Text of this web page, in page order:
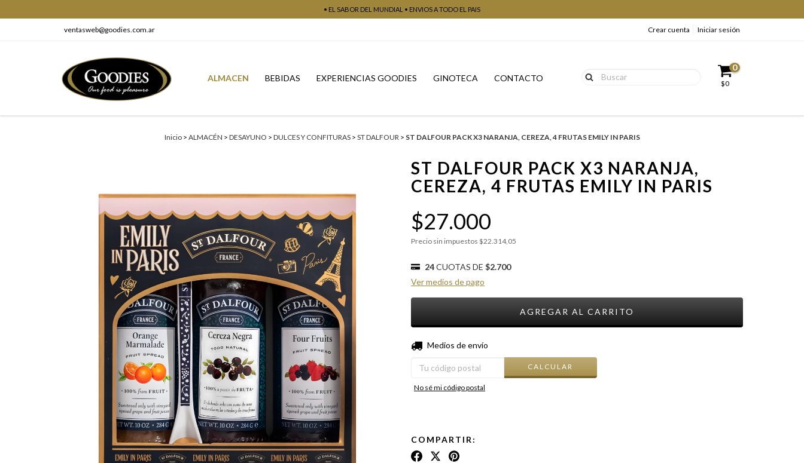
• EL SABOR DEL MUNDIAL • ENVIOS A TODO EL PAIS
ventasweb@goodies.com.ar Crear cuenta Iniciar sesión
ALMACEN BEBIDAS EXPERIENCIAS GOODIES GINOTECA CONTACTO
0
$0
Inicio > ALMACÉN > DESAYUNO > DULCES Y CONFITURAS > ST DALFOUR > ST DALFOUR PACK X3 NARANJA, CEREZA, 4 FRUTAS EMILY IN PARIS
ST DALFOUR PACK X3 NARANJA,
CEREZA, 4 FRUTAS EMILY IN PARIS
$27.000
Precio sin impuestos $22.314,05
24CUOTAS DE $2.700
Ver medios de pago
Entregas para el CP:
Medios de envío
CALCULAR
No sé mi código postal
COMPARTIR: